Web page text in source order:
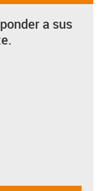
a sus